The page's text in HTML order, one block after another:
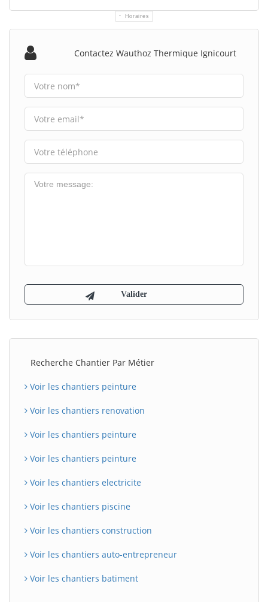
Horaires
Contactez Wauthoz Thermique Ignicourt
Recherche Chantier Par Métier
Voir les chantiers peinture
Voir les chantiers renovation
Voir les chantiers peinture
Voir les chantiers peinture
Voir les chantiers electricite
Voir les chantiers piscine
Voir les chantiers construction
Voir les chantiers auto-entrepreneur
Voir les chantiers batiment